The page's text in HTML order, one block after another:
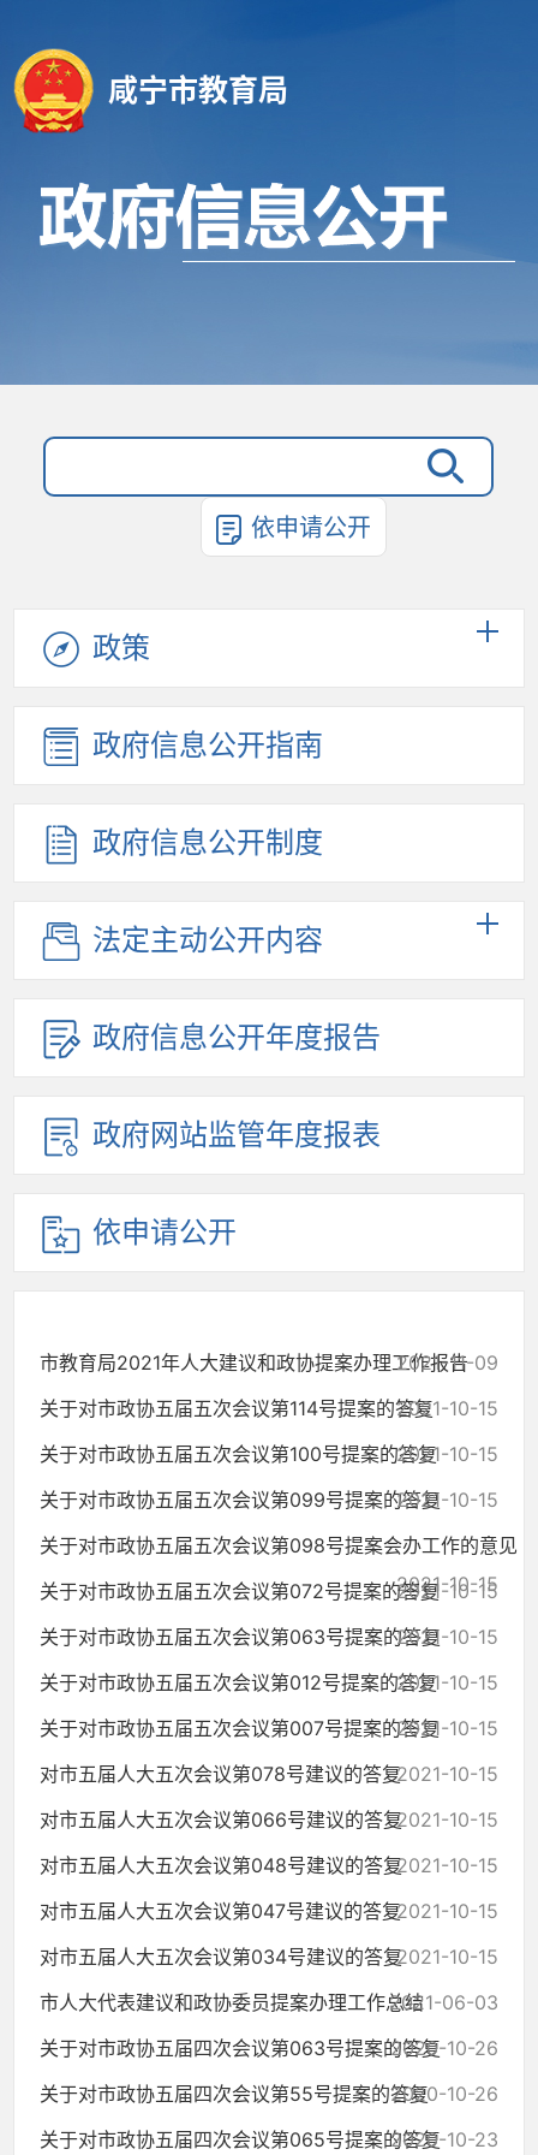
咸宁市教育局
依申请公开
政策
政府信息公开指南
政府信息公开制度
法定主动公开内容
政府信息公开年度报告
政府网站监管年度报表
依申请公开
市教育局2021年人大建议和政协提案办理工作报告
2021-11-09
关于对市政协五届五次会议第114号提案的答复2021-10-15
关于对市政协五届五次会议第100号提案的答复2021-10-15
关于对市政协五届五次会议第099号提案的答复2021-10-15
关于对市政协五届五次会议第098号提案会办工作的意见
2021-10-15
关于对市政协五届五次会议第072号提案的答复2021-10-15
关于对市政协五届五次会议第063号提案的答复2021-10-15
关于对市政协五届五次会议第012号提案的答复2021-10-15
关于对市政协五届五次会议第007号提案的答复2021-10-15
对市五届人大五次会议第078号建议的答复2021-10-15
对市五届人大五次会议第066号建议的答复2021-10-15
对市五届人大五次会议第048号建议的答复2021-10-15
对市五届人大五次会议第047号建议的答复2021-10-15
对市五届人大五次会议第034号建议的答复2021-10-15
市人大代表建议和政协委员提案办理工作总结2021-06-03
关于对市政协五届四次会议第063号提案的答复2020-10-26
关于对市政协五届四次会议第55号提案的答复2020-10-26
关于对市政协五届四次会议第065号提案的答复2020-10-23